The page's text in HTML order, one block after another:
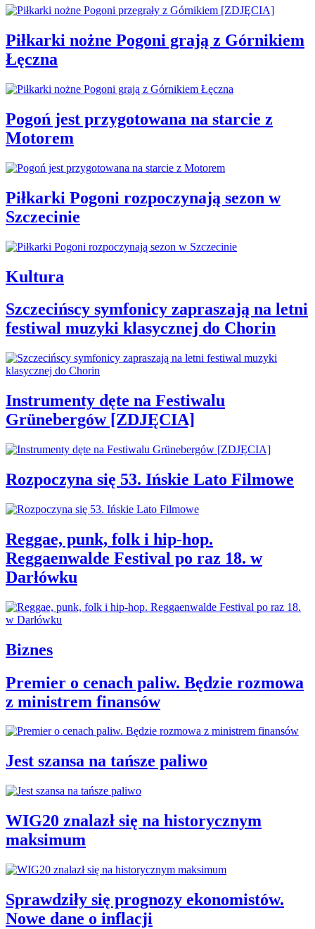
Piłkarki nożne Pogoni grają z Górnikiem
Łęczna
Pogoń jest przygotowana na starcie z
Motorem
Piłkarki Pogoni rozpoczynają sezon w
Szczecinie
Kultura
Szczecińscy symfonicy zapraszają na letni
festiwal muzyki klasycznej do Chorin
Instrumenty dęte na Festiwalu
Grünebergów [ZDJĘCIA]
Rozpoczyna się 53. Ińskie Lato Filmowe
Reggae, punk, folk i hip-hop.
Reggaenwalde Festival po raz 18. w
Darłówku
Biznes
Premier o cenach paliw. Będzie rozmowa
z ministrem finansów
Jest szansa na tańsze paliwo
WIG20 znalazł się na historycznym
maksimum
Sprawdziły się prognozy ekonomistów.
Nowe dane o inflacji